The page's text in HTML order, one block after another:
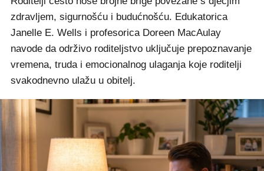
zdravljem, sigurnošću i budućnošću. Edukatorica
Janelle E. Wells i profesorica Doreen MacAulay
navode da održivo roditeljstvo uključuje prepoznavanje
vremena, truda i emocionalnog ulaganja koje roditelji
svakodnevno ulažu u obitelj.